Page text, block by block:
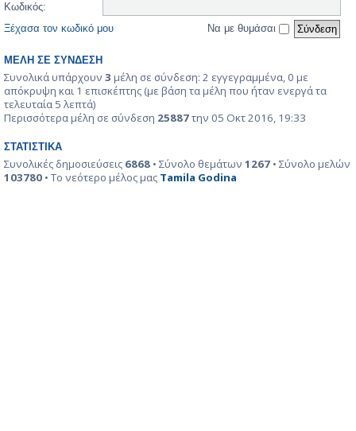
Κωδικός:
Ξέχασα τον κωδικό μου
Να με θυμάσαι
ΜΈΛΗ ΣΕ ΣΎΝΔΕΣΗ
Συνολικά υπάρχουν 3 μέλη σε σύνδεση: 2 εγγεγραμμένα, 0 με
απόκρυψη και 1 επισκέπτης (με βάση τα μέλη που ήταν ενεργά τα
τελευταία 5 λεπτά)
Περισσότερα μέλη σε σύνδεση 25887την 05 Οκτ 2016, 19:33
ΣΤΑΤΙΣΤΙΚΆ
Συνολικές δημοσιεύσεις 6868 • Σύνολο θεμάτων 1267 • Σύνολο μελών
103780 • Το νεότερο μέλος μας Tamila Godina